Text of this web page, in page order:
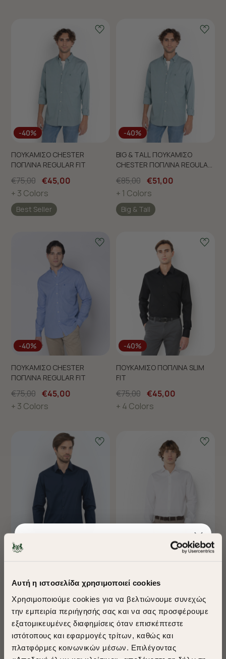
Αυτή η ιστοσελίδα χρησιμοποιεί cookies
Χρησιμοποιούμε cookies για να βελτιώνουμε συνεχώς
την εμπειρία περιήγησής σας και να σας προσφέρουμε
εξατομικευμένες διαφημίσεις όταν επισκέπτεστε
ιστότοπους και εφαρμογές τρίτων, καθώς και
πλατφόρμες κοινωνικών μέσων. Επιλέγοντας
-40%
ΠΟΥΚΑΜΙΣΟ CHESTER
ΠΟΠΛΙΝΑ REGULAR FIT
€75,00 €45,00
+ 3 Colors
Best Seller
-40%
BIG & TALL ΠΟΥΚΑΜΙΣΟ
CHESTER ΠΟΠΛΙΝΑ REGULAR
€85,00 €51,00
+ 1 Colors
Big & Tall
-40%
ΠΟΥΚΑΜΙΣΟ CHESTER
ΠΟΠΛΙΝΑ REGULAR FIT
€75,00 €45,00
+ 3 Colors
-40%
ΠΟΥΚΑΜΙΣΟ ΠΟΠΛΙΝΑ SLIM
FIT
€75,00 €45,00
+ 4 Colors
-40%
+ 4 Colors
+ 2 Colors
​
A Season of Style